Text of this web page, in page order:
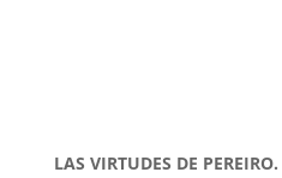
LAS VIRTUDES DE PEREIRO.